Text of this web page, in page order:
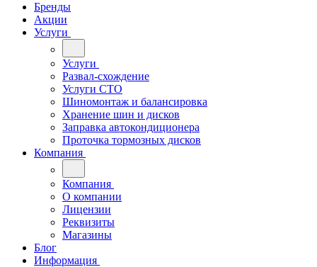
Бренды
Акции
Услуги
Услуги
Развал-схождение
Услуги СТО
Шиномонтаж и балансировка
Хранение шин и дисков
Заправка автокондиционера
Проточка тормозных дисков
Компания
Компания
О компании
Лицензии
Реквизиты
Магазины
Блог
Информация